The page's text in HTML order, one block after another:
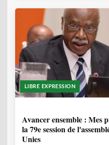
LIBRE EXPRESSION
Avancer ensemble : Mes
la 79e session de
Unies